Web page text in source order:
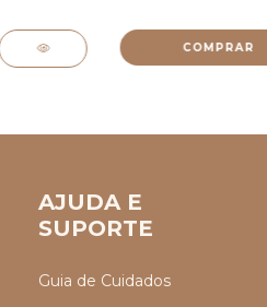
AJUDA E
SUPORTE
Guia de Cuidados